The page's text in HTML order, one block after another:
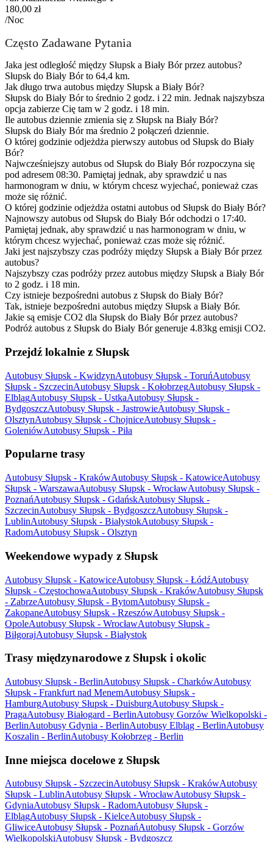
180,00 zł
/Noc
Często Zadawane Pytania
Jaka jest odległość między Słupsk a Biały Bór przez autobus?
Słupsk do Biały Bór to 64,4 km.
Jak długo trwa autobus między Słupsk a Biały Bór?
Słupsk do Biały Bór to średnio 2 godz. i 22 min. Jednak najszybsza
opcja zabierze Cię tam w 2 godz. i 18 min.
Ile autobus dziennie zmienia się z Słupsk na Biały Bór?
Słupsk do Biały Bór ma średnio 2 połączeń dziennie.
O której godzinie odjeżdża pierwszy autobus od Słupsk do Biały
Bór?
Najwcześniejszy autobus od Słupsk do Biały Bór rozpoczyna się
pod adresem 08:30. Pamiętaj jednak, aby sprawdzić u nas
harmonogram w dniu, w którym chcesz wyjechać, ponieważ czas
może się różnić.
O której godzinie odjeżdża ostatni autobus od Słupsk do Biały Bór?
Najnowszy autobus od Słupsk do Biały Bór odchodzi o 17:40.
Pamiętaj jednak, aby sprawdzić u nas harmonogram w dniu, w
którym chcesz wyjechać, ponieważ czas może się różnić.
Jaki jest najszybszy czas podróży między Słupsk a Biały Bór przez
autobus?
Najszybszy czas podróży przez autobus między Słupsk a Biały Bór
to 2 godz. i 18 min.
Czy istnieje bezpośredni autobus z Słupsk do Biały Bór?
Tak, istnieje bezpośredni autobus między Słupsk a Biały Bór.
Jakie są emisje CO2 dla Słupsk do Biały Bór przez autobus?
Podróż autobus z Słupsk do Biały Bór generuje 4.83kg emisji CO2.
Przejdź lokalnie z Słupsk
Autobusy Słupsk - KwidzynAutobusy Słupsk - ToruńAutobusy
Słupsk - SzczecinAutobusy Słupsk - KołobrzegAutobusy Słupsk -
ElblągAutobusy Słupsk - UstkaAutobusy Słupsk -
BydgoszczAutobusy Słupsk - JastrowieAutobusy Słupsk -
OlsztynAutobusy Słupsk - ChojniceAutobusy Słupsk -
GoleniówAutobusy Słupsk - Piła
Popularne trasy
Autobusy Słupsk - KrakówAutobusy Słupsk - KatowiceAutobusy
Słupsk - WarszawaAutobusy Słupsk - WrocławAutobusy Słupsk -
PoznańAutobusy Słupsk - GdańskAutobusy Słupsk -
SzczecinAutobusy Słupsk - BydgoszczAutobusy Słupsk -
LublinAutobusy Słupsk - BiałystokAutobusy Słupsk -
RadomAutobusy Słupsk - Olsztyn
Weekendowe wypady z Słupsk
Autobusy Słupsk - KatowiceAutobusy Słupsk - ŁódźAutobusy
Słupsk - CzęstochowaAutobusy Słupsk - KrakówAutobusy Słupsk
- ZabrzeAutobusy Słupsk - BytomAutobusy Słupsk -
ZakopaneAutobusy Słupsk - RzeszówAutobusy Słupsk -
OpoleAutobusy Słupsk - WrocławAutobusy Słupsk -
BiłgorajAutobusy Słupsk - Białystok
Trasy międzynarodowe z Słupsk i okolic
Autobusy Słupsk - BerlinAutobusy Słupsk - CharkówAutobusy
Słupsk - Frankfurt nad MenemAutobusy Słupsk -
HamburgAutobusy Słupsk - DuisburgAutobusy Słupsk -
PragaAutobusy Białogard - BerlinAutobusy Gorzów Wielkopolski -
BerlinAutobusy Gdynia - BerlinAutobusy Elbląg - BerlinAutobusy
Koszalin - BerlinAutobusy Kołobrzeg - Berlin
Inne miejsca docelowe z Słupsk
Autobusy Słupsk - SzczecinAutobusy Słupsk - KrakówAutobusy
Słupsk - LublinAutobusy Słupsk - WrocławAutobusy Słupsk -
GdyniaAutobusy Słupsk - RadomAutobusy Słupsk -
ElblągAutobusy Słupsk - KielceAutobusy Słupsk -
GliwiceAutobusy Słupsk - PoznańAutobusy Słupsk - Gorzów
WielkopolskiAutobusy Słupsk - Bydgoszcz